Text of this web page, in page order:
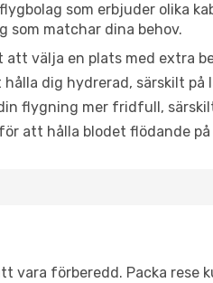
som erbjuder olika
som matchar dina behov.
att välja en plats med extra
dig hydrerad, särskilt på
flygning mer fridfull,
att hålla blodet flödande
förberedd. Packa rese